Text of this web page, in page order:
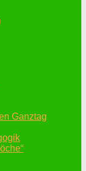
Ganztag